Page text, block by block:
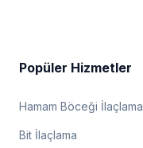
Popüler Hizmetler
Hamam Böceği İlaçlama
Bit İlaçlama